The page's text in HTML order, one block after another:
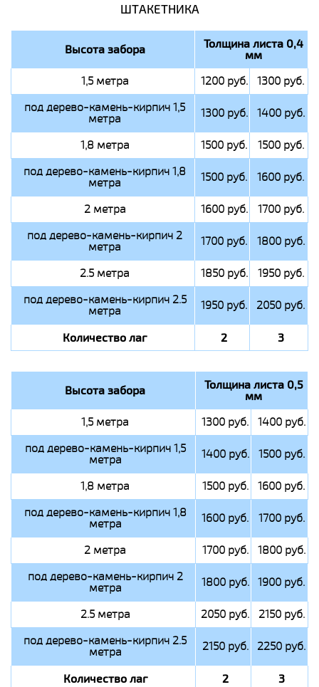
ШТАКЕТНИКА
Высота забора Толщина листа 0,4
мм
1,5 метра 1200 руб.
1300 руб.
под дерево-камень-кирпич 1,5
метра 1300 руб. 1400 руб.
1,8 метра 1500 руб.
1500 руб.
под дерево-камень-кирпич 1,8
метра 1500 руб. 1600 руб.
2 метра 1600 руб.
1700 руб.
под дерево-камень-кирпич 2
метра 1700 руб. 1800 руб.
2.5 метра 1850 руб.
1950 руб.
под дерево-камень-кирпич 2.5
метра 1950 руб. 2050 руб.
Количество лаг 2 3
Высота забора Толщина листа 0,5
мм
1,5 метра 1300 руб.
1400 руб.
под дерево-камень-кирпич 1,5
метра 1400 руб. 1500 руб.
1,8 метра 1500 руб.
1600 руб.
под дерево-камень-кирпич 1,8
метра 1600 руб. 1700 руб.
2 метра 1700 руб.
1800 руб.
под дерево-камень-кирпич 2
метра 1800 руб. 1900 руб.
2.5 метра 2050 руб.
2150 руб.
под дерево-камень-кирпич 2.5
метра 2150 руб. 2250 руб.
Количество лаг 2 3